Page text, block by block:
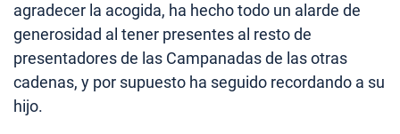
agradecer la acogida, ha hecho todo un alarde de
generosidad al tener presentes al resto de
presentadores de las Campanadas de las otras
cadenas, y por supuesto ha seguido recordando a su
hijo.